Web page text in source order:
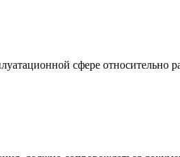
сфере относительно